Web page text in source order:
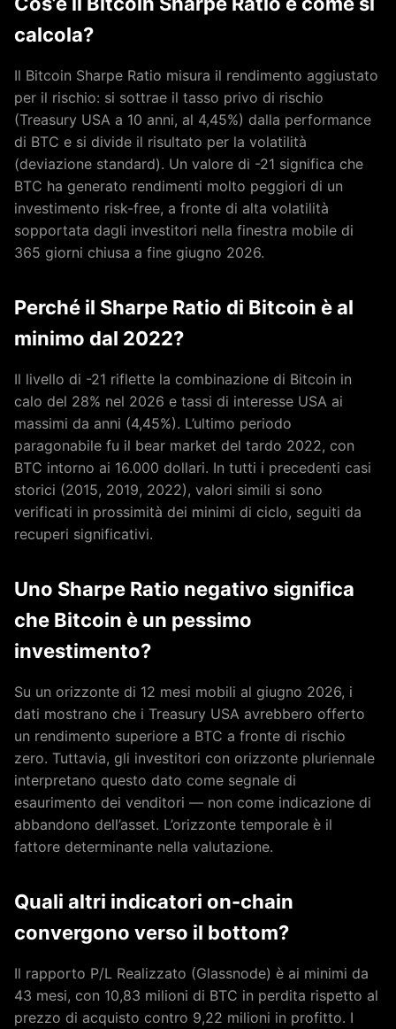
calcola?
Il Bitcoin Sharpe Ratio misura il rendimento aggiustato
per il rischio: si sottrae il tasso privo di rischio
(Treasury USA a 10 anni, al 4,45%) dalla performance
di BTC e si divide il risultato per la volatilità
(deviazione standard). Un valore di -21 significa che
BTC ha generato rendimenti molto peggiori di un
investimento risk-free, a fronte di alta volatilità
sopportata dagli investitori nella finestra mobile di
365 giorni chiusa a fine giugno 2026.
Perché il Sharpe Ratio di Bitcoin è al
minimo dal 2022?
Il livello di -21 riflette la combinazione di Bitcoin in
calo del 28% nel 2026 e tassi di interesse USA ai
massimi da anni (4,45%). L’ultimo periodo
paragonabile fu il bear market del tardo 2022, con
BTC intorno ai 16.000 dollari. In tutti i precedenti casi
storici (2015, 2019, 2022), valori simili si sono
verificati in prossimità dei minimi di ciclo, seguiti da
recuperi significativi.
Uno Sharpe Ratio negativo significa
che Bitcoin è un pessimo
investimento?
Su un orizzonte di 12 mesi mobili al giugno 2026, i
dati mostrano che i Treasury USA avrebbero offerto
un rendimento superiore a BTC a fronte di rischio
zero. Tuttavia, gli investitori con orizzonte pluriennale
interpretano questo dato come segnale di
esaurimento dei venditori — non come indicazione di
abbandono dell’asset. L’orizzonte temporale è il
fattore determinante nella valutazione.
Quali altri indicatori on-chain
convergono verso il bottom?
Il rapporto P/L Realizzato (Glassnode) è ai minimi da
43 mesi, con 10,83 milioni di BTC in perdita rispetto al
prezzo di acquisto contro 9,22 milioni in profitto. I